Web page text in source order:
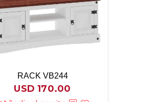
RACK VB244
USD170.00